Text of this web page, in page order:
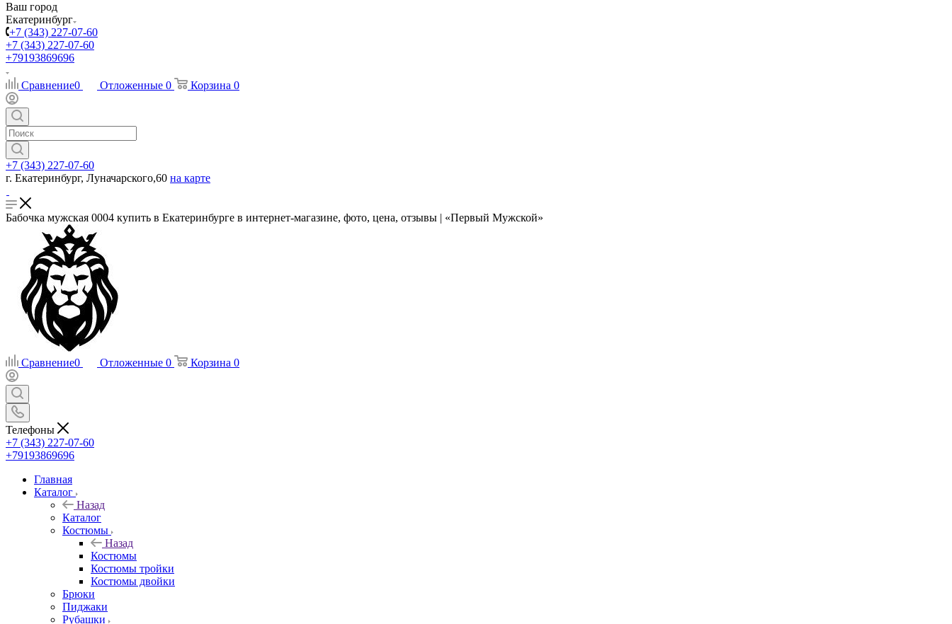
Ваш город
Екатеринбург
+7 (343) 227-07-60
+7 (343) 227-07-60
+79193869696
Сравнение0 Отложенные 0 Корзина 0
+7 (343) 227-07-60
г. Екатеринбург, Луначарского,60 на карте
Бабочка мужская 0004 купить в Екатеринбурге в интернет-магазине, фото, цена, отзывы | «Первый Мужской»
Сравнение0 Отложенные 0 Корзина 0
Телефоны
+7 (343) 227-07-60
+79193869696
Главная
Каталог
Назад
Каталог
Костюмы
Назад
Костюмы
Костюмы тройки
Костюмы двойки
Брюки
Пиджаки
Рубашки